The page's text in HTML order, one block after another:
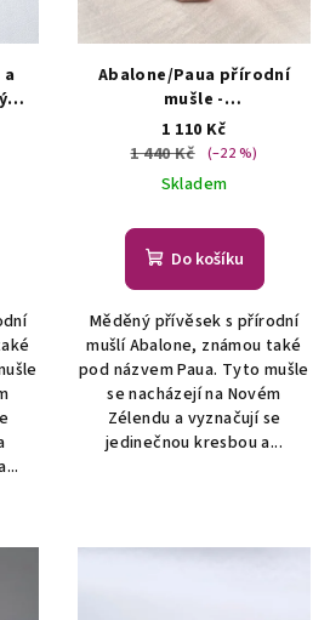
Abalone/Paua přírodní
mušle -
přívěsek/náhrdelník
ŠPERKY S PŘÍRODNÍMI
KRYSTALY
1 110 Kč
1 440 Kč
(–22 %)
Skladem
Do košíku
Měděný přívěsek s přírodní
mušlí Abalone, známou také
pod názvem Paua. Tyto mušle
se nacházejí na Novém
Zélendu a vyznačují se
jedinečnou kresbou a...